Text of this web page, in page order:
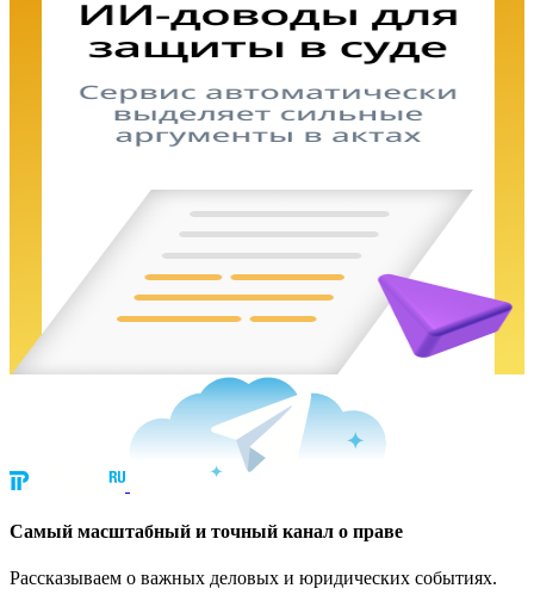
Cамый масштабный и точный канал о праве
Рассказываем о важных деловых и юридических событиях.